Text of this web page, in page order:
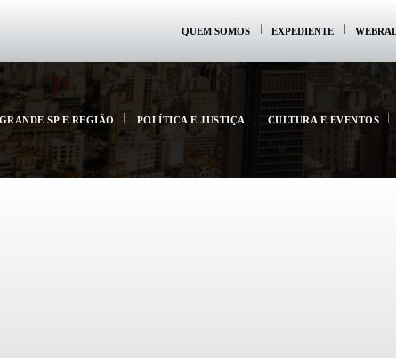
QUEM SOMOS EXPEDIENTE
GRANDE SP E REGIÃO POLÍTICA E JUSTIÇA CULTURA E EVENTOS